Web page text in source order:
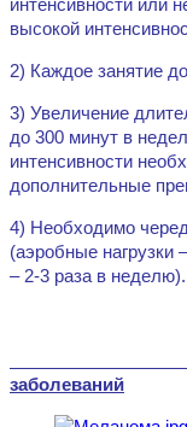
интенсивности или
высокой
2) Каждое занятие
3) Увеличение
до 300 минут в
интенсивности
дополнительные
4) Необходимо
(аэробные нагрузки
– 2-3 раза в неделю).
О
заболеваний